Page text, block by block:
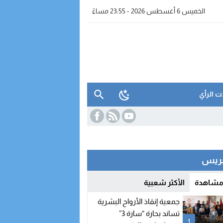
الخميس 6 أغسطس 2026 - 23:55 مساءً
الرأي
بالفنيدق
بريس
مشاهدة الأكثر شعبية
جمعية إنقاذ الأرواح البشرية
تساند بحارة “سارة 3”